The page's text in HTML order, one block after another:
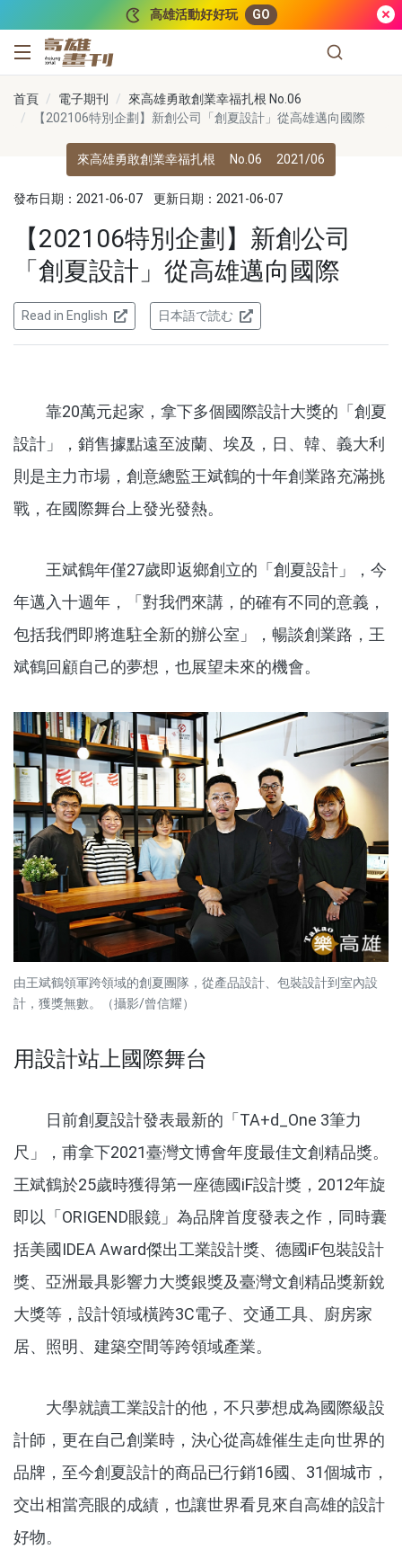
高雄活動好好玩 GO
高雄畫刊
首頁 電子期刊
來高雄勇敢創業幸福扎根 No.06
【202106特別企劃】新創公司「創夏設計」從高雄邁向國際
來高雄勇敢創業幸福扎根 No.06 2021/06
發布日期：2021-06-07 更新日期：2021-06-07
【202106特別企劃】新創公司
「創夏設計」從高雄邁向國際
Read in English 日本語で読む
靠20萬元起家，拿下多個國際設計大獎的「創夏
設計」，銷售據點遠至波蘭、埃及，日、韓、義大利
則是主力市場，創意總監王斌鶴的十年創業路充滿挑
戰，在國際舞台上發光發熱。
王斌鶴年僅27歲即返鄉創立的「創夏設計」，今
年邁入十週年，「對我們來講，的確有不同的意義，
包括我們即將進駐全新的辦公室」，暢談創業路，王
斌鶴回顧自己的夢想，也展望未來的機會。
由王斌鶴領軍跨領域的創夏團隊，從產品設計、包裝設計到室內設
計，獲獎無數。（攝影/曾信耀）
用設計站上國際舞台
日前創夏設計發表最新的「TA+d_One 3筆力
尺」，甫拿下2021臺灣文博會年度最佳文創精品獎。
王斌鶴於25歲時獲得第一座德國iF設計獎，2012年旋
即以「ORIGEND眼鏡」為品牌首度發表之作，同時囊
括美國IDEA Award傑出工業設計獎、德國iF包裝設計
獎、亞洲最具影響力大獎銀獎及臺灣文創精品獎新銳
大獎等，設計領域橫跨3C電子、交通工具、廚房家
居、照明、建築空間等跨領域產業。
大學就讀工業設計的他，不只夢想成為國際級設
計師，更在自己創業時，決心從高雄催生走向世界的
品牌，至今創夏設計的商品已行銷16國、31個城市，
交出相當亮眼的成績，也讓世界看見來自高雄的設計
好物。